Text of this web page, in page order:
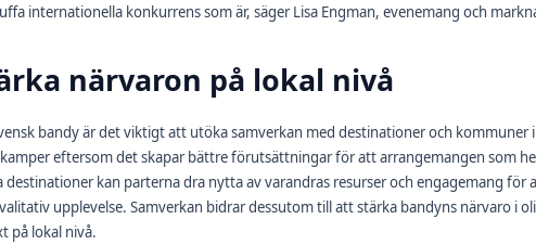
internationella konkurrens som är, säger Lisa Engman, evenemang och
närvaron på lokal nivå
bandy är det viktigt att utöka samverkan med destinationer och kommuner
eftersom det skapar bättre förutsättningar för att arrangemangen som
destinationer kan parterna dra nytta av varandras resurser och engagemang för
upplevelse. Samverkan bidrar dessutom till att stärka bandyns närvaro i
på lokal nivå.